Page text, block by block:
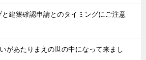
建築確認申請とのタイミングにご注意
があたりまえの世の中になって来まし